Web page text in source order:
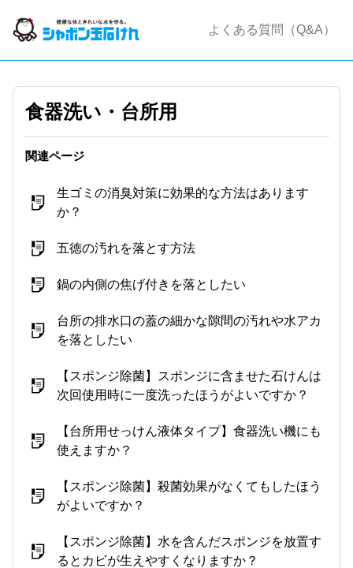
よくある質問（Q&A）
食器洗い・台所用
関連ページ
生ゴミの消臭対策に効果的な方法はあります
か？
五徳の汚れを落とす方法
鍋の内側の焦げ付きを落としたい
台所の排水口の蓋の細かな隙間の汚れや水アカ
を落としたい
【スポンジ除菌】スポンジに含ませた石けんは
次回使用時に一度洗ったほうがよいですか？
【台所用せっけん液体タイプ】食器洗い機にも
使えますか？
【スポンジ除菌】殺菌効果がなくてもしたほう
がよいですか？
【スポンジ除菌】水を含んだスポンジを放置す
るとカビが生えやすくなりますか？